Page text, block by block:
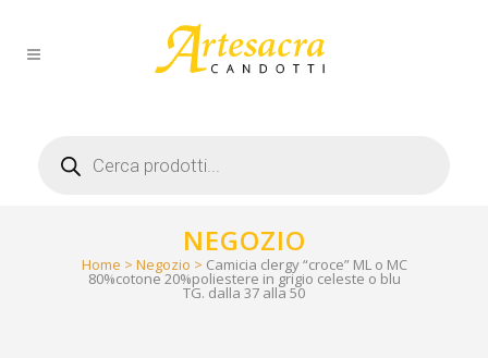
search
NEGOZIO
Home > Negozio > Camicia clergy “croce” ML o MC
80%cotone 20%poliestere in grigio celeste o blu
TG. dalla 37 alla 50